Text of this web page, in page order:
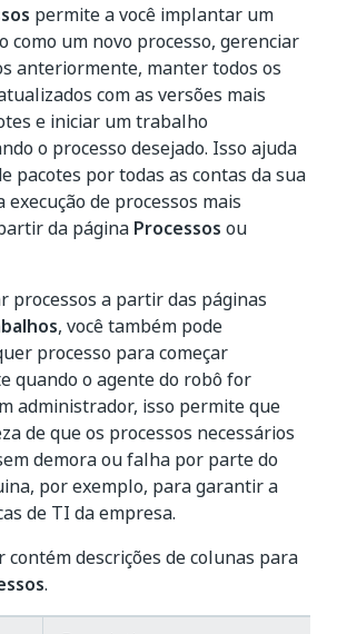
permite a você implantar um
como um novo processo, gerenciar
anteriormente, manter todos os
com as versões mais
e iniciar um trabalho
o processo desejado. Isso ajuda
pacotes por todas as contas da sua
execução de processos mais
da página Processos ou
processos a partir das páginas
, você também pode
processo para começar
quando o agente do robô for
administrador, isso permite que
de que os processos necessários
demora ou falha por parte do
por exemplo, para garantir a
de TI da empresa.
contém descrições de colunas para
.